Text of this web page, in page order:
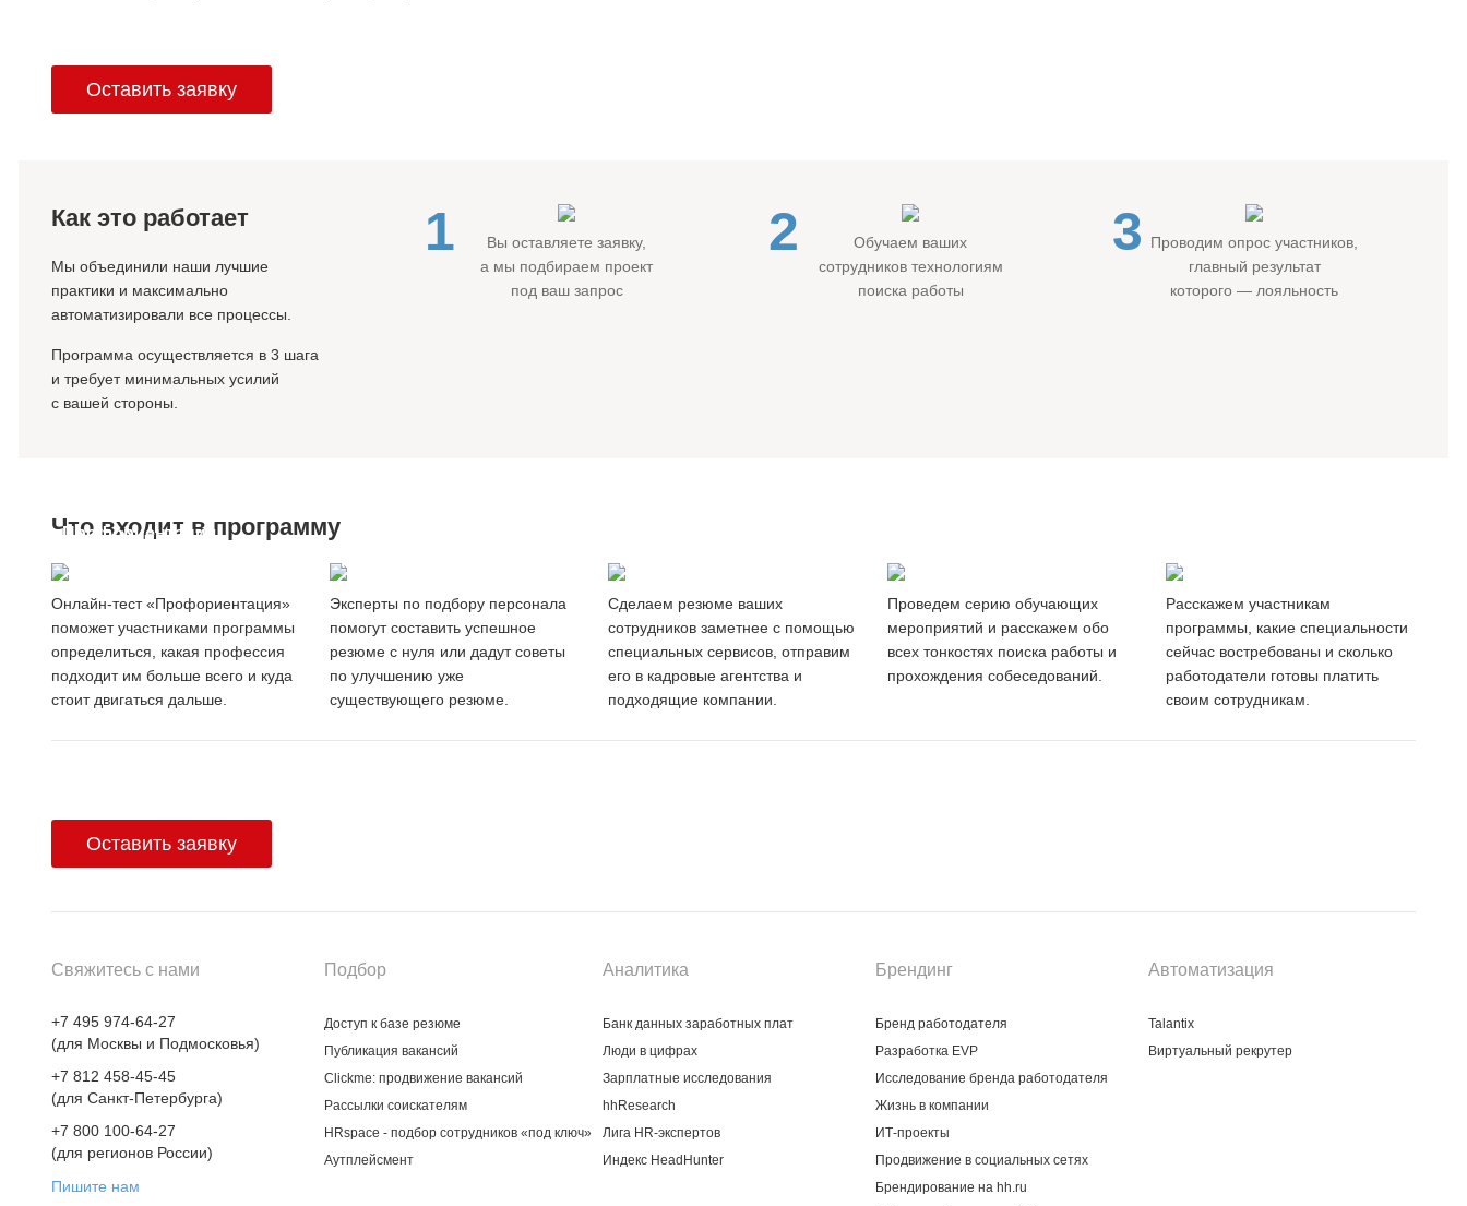
Оставить заявку
Как это работает
Мы объединили наши лучшие
практики и максимально
автоматизировали все процессы.
Программа осуществляется в 3 шага
и требует минимальных усилий
с вашей стороны.
1
Вы оставляете заявку,
а мы подбираем проект
под ваш запрос
2
Обучаем ваших
сотрудников технологиям
поиска работы
3
Проводим опрос участников,
главный результат
которого — лояльность
Что входит в программу
Профориентация
Онлайн-тест «Профориентация»
поможет участниками программы
определиться, какая профессия
подходит им больше всего и куда
стоит двигаться дальше.
Эксперты по подбору персонала
помогут составить успешное
резюме с нуля или дадут советы
по улучшению уже
существующего резюме.
Cделаем резюме ваших
сотрудников заметнее с помощью
специальных сервисов, отправим
его в кадровые агентства и
подходящие компании.
Проведем серию обучающих
мероприятий и расскажем обо
всех тонкостях поиска работы и
прохождения собеседований.
Расскажем участникам
программы, какие специальности
сейчас востребованы и сколько
работодатели готовы платить
своим сотрудникам.
Оставить заявку
Свяжитесь с нами
+7 495 974-64-27
(для Москвы и Подмосковья)
+7 812 458-45-45
(для Санкт-Петербурга)
+7 800 100-64-27
(для регионов России)
Пишите нам
Подбор
Доступ к базе резюме
Публикация вакансий
Clickme: продвижение вакансий
Рассылки соискателям
HRspace - подбор сотрудников «под ключ»
Аутплейсмент
Аналитика
Банк данных заработных плат
Люди в цифрах
Зарплатные исследования
hhResearch
Лига HR-экспертов
Индекс HeadHunter
Брендинг
Бренд работодателя
Разработка EVP
Исследование бренда работодателя
Жизнь в компании
ИТ-проекты
Продвижение в социальных сетях
Брендирование на hh.ru
Автоматизация
Talantix
Виртуальный рекрутер